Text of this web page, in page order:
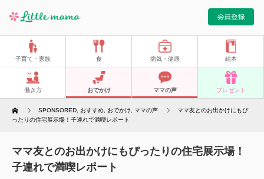
子育て・家族 食 病気・健康 絵本
働き方 おでかけ ママの声 プレゼント
Home SPONSORED おすすめ おでかけ ママの声
ママ友とのお出かけにもぴ
ったりの住宅展示場！子連れで満喫レポート
ママ友とのお出かけにもぴったりの住宅展示場！
子連れで満喫レポート